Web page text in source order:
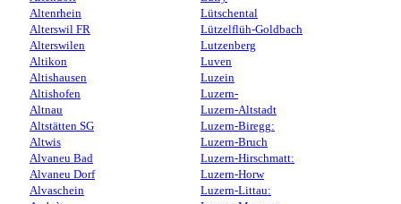
Altenrhein
Alterswil FR
Alterswilen
Altikon
Altishausen
Altishofen
Altnau
Altstätten SG
Altwis
Alvaneu Bad
Alvaneu Dorf
Alvaschein
Lütschental
Lützelflüh-Goldbach
Lutzenberg
Luven
Luzein
Luzern-
Luzern-Altstadt
Luzern-Biregg:
Luzern-Bruch
Luzern-Hirschmatt:
Luzern-Horw
Luzern-Littau: